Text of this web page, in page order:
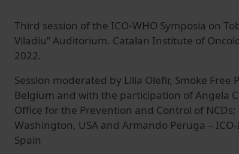
Third session of the ICO-WHO Symposia on
Viladiu” Auditorium. Catalan Institute of
2022.
Session moderated by Lilia Olefir, Smoke Free
Belgium and with the participation of Angela
Office for the Prevention and Control of NCDs;
Washington, USA and Armando Peruga – ICO-
Spain